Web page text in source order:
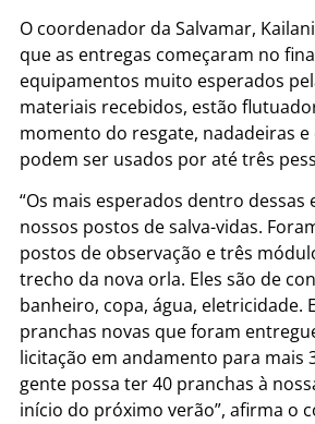
O coordenador da Salvamar,
que as entregas começaram no
equipamentos muito esperados
materiais recebidos, estão
momento do resgate, nadadeiras
podem ser usados por até três
“Os mais esperados dentro dessas
nossos postos de salva-vidas.
postos de observação e três
trecho da nova orla. Eles são de
banheiro, copa, água, eletricidade.
pranchas novas que foram
licitação em andamento para mais
gente possa ter 40 pranchas à
início do próximo verão”, afirma o